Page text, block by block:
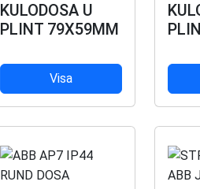
KULODOSA U
PLINT 79X59MM
Visa